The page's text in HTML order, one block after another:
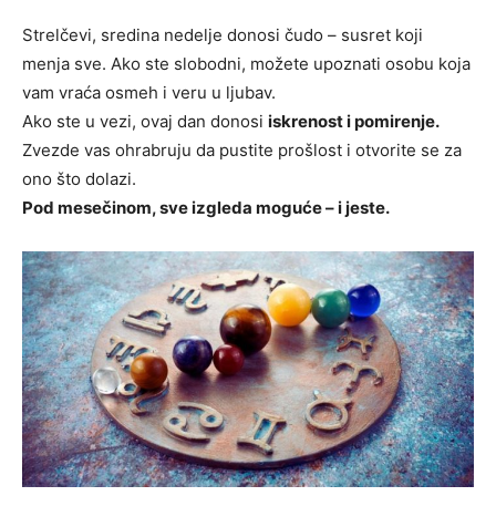
Strelčevi, sredina nedelje donosi čudo – susret koji
menja sve. Ako ste slobodni, možete upoznati osobu koja
vam vraća osmeh i veru u ljubav.
Ako ste u vezi, ovaj dan donosi iskrenost i pomirenje.
Zvezde vas ohrabruju da pustite prošlost i otvorite se za
ono što dolazi.
Pod mesečinom, sve izgleda moguće – i jeste.